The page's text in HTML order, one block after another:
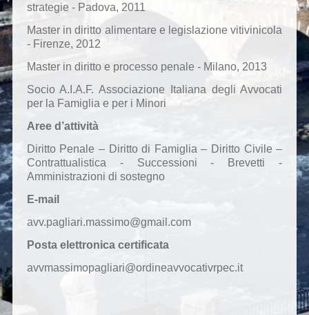
strategie - Padova, 2011
Master in diritto alimentare e legislazione vitivinicola
- Firenze, 2012
Master in diritto e processo penale - Milano, 2013
Socio A.I.A.F. Associazione Italiana degli Avvocati
per la Famiglia e per i Minori
Aree d’attività
Diritto Penale – Diritto di Famiglia – Diritto Civile –
Contrattualistica - Successioni - Brevetti -
Amministrazioni di sostegno
E-mail
avv.pagliari.massimo@gmail.com
Posta elettronica certificata
avvmassimopagliari@ordineavvocativrpec.it